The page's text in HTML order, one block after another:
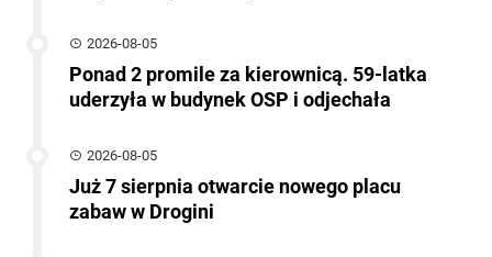
2026-08-05
Ponad 2 promile za kierownicą. 59-latka
uderzyła w budynek OSP i odjechała
2026-08-05
Już 7 sierpnia otwarcie nowego placu
zabaw w Drogini